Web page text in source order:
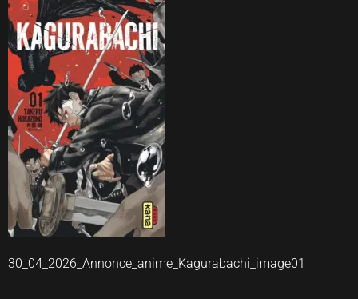
30_04_2026_Annonce_anime_Kagurabachi_image01